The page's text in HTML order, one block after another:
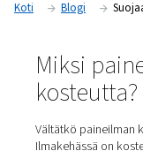
vioista tuotannon